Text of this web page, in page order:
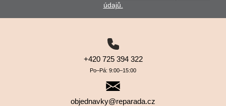
údajů.
+420 725 394 322
Po–⁠⁠⁠⁠⁠⁠Pá: 9:00–⁠⁠⁠⁠⁠⁠15:00
objednavky@reparada.cz